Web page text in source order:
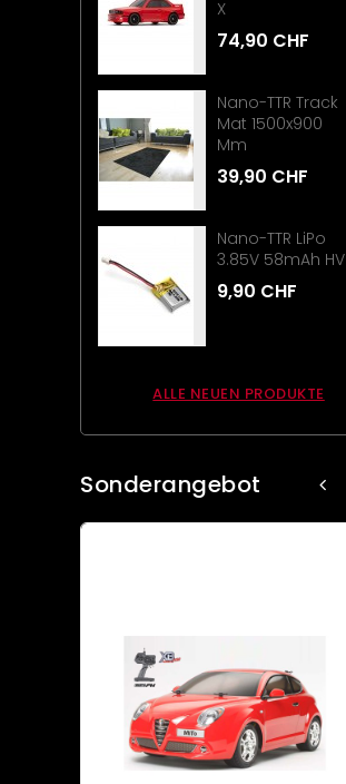
X
74,90 CHF
Nano-TTR Track
Mat 1500x900
Mm
39,90 CHF
Nano-TTR LiPo
3.85V 58mAh HV
9,90 CHF
ALLE NEUEN PRODUKTE
Sonderangebot